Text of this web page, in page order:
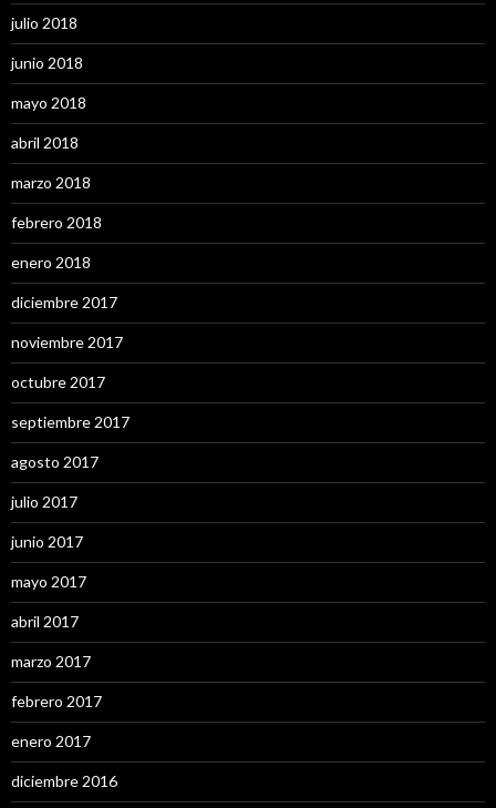
julio 2018
junio 2018
mayo 2018
abril 2018
marzo 2018
febrero 2018
enero 2018
diciembre 2017
noviembre 2017
octubre 2017
septiembre 2017
agosto 2017
julio 2017
junio 2017
mayo 2017
abril 2017
marzo 2017
febrero 2017
enero 2017
diciembre 2016